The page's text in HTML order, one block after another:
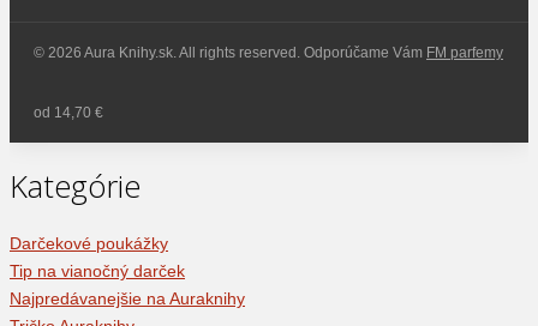
© 2026 Aura Knihy.sk. All rights reserved. Odporúčame Vám FM parfemy
od 14,70 €
Kategórie
Darčekové poukážky
Tip na vianočný darček
Najpredávanejšie na Auraknihy